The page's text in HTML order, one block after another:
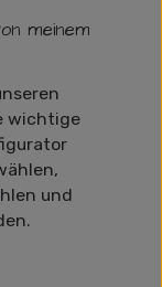
meinem
wichtige
und